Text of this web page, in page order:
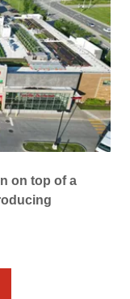
on top of a